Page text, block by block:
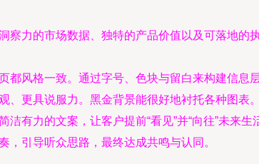
力的市场数据、独特的产品价值以及可落地的
风格一致。通过字号、色块与留白来构建信息
更具说服力。黑金背景能很好地衬托各种图表。
有力的文案，让客户提前“看见”并“向往”未来生
，引导听众思路，最终达成共鸣与认同。